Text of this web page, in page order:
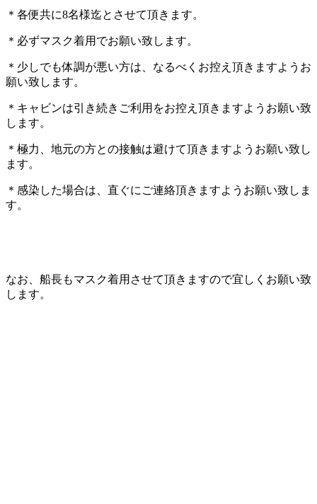
＊各便共に8名様迄とさせて頂きます。
＊必ずマスク着用でお願い致します。
＊少しでも体調が悪い方は、なるべくお控え頂きますようお
願い致します。
＊キャビンは引き続きご利用をお控え頂きますようお願い致
します。
＊極力、地元の方との接触は避けて頂きますようお願い致し
ます。
＊感染した場合は、直ぐにご連絡頂きますようお願い致しま
す。
なお、船長もマスク着用させて頂きますので宜しくお願い致
します。